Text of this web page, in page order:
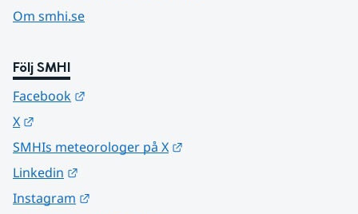
Om smhi.se
Följ SMHI
Facebook
X
SMHIs meteorologer på X
Linkedin
Instagram